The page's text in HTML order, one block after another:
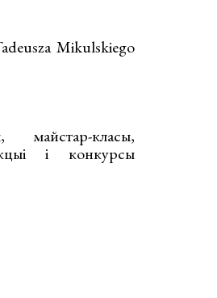
Mikulskiego
майстар-класы,
і конкурсы